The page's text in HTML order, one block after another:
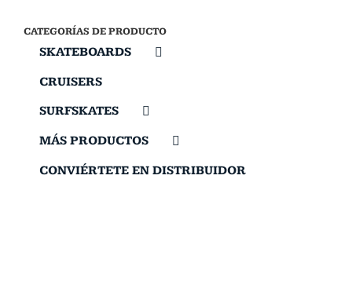
CATEGORÍAS DE PRODUCTO
SKATEBOARDS
CRUISERS
SURFSKATES
MÁS PRODUCTOS
CONVIÉRTETE EN DISTRIBUIDOR